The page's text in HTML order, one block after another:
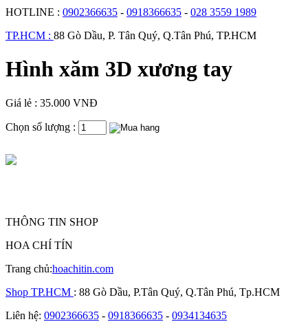
HOTLINE : 0902366635 - 0918366635 - 028 3559 1989
TP.HCM : 88 Gò Dầu, P. Tân Quý, Q.Tân Phú, TP.HCM
Hình xăm 3D xương tay
Giá lẻ : 35.000 VNĐ
Chọn số lượng :
THÔNG TIN SHOP
HOA CHÍ TÍN
Trang chủ:hoachitin.com
Shop TP.HCM : 88 Gò Dầu, P.Tân Quý, Q.Tân Phú, Tp.HCM
Liên hệ: 0902366635 - 0918366635 - 0934134635